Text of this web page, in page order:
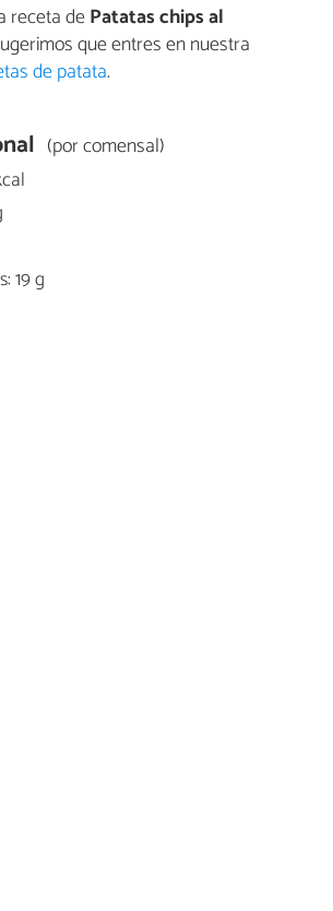
receta dePatatas chips al
que entres en nuestra
de patata.
(por comensal)
19 g